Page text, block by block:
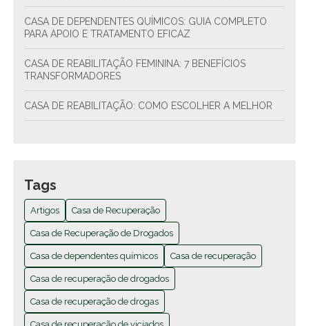
CASA DE DEPENDENTES QUÍMICOS: GUIA COMPLETO
PARA APOIO E TRATAMENTO EFICAZ
CASA DE REABILITAÇÃO FEMININA: 7 BENEFÍCIOS
TRANSFORMADORES
CASA DE REABILITAÇÃO: COMO ESCOLHER A MELHOR
CASA DE REABILITAÇÃO: COMO ESCOLHER A MELHOR
PARA SEU TRATAMENTO
CASA DE REABILITAÇÃO: SAÚDE E BEM-ESTAR
CASA DE RECUPERAÇÃO DE DROGADOS TRANSFORMA
VIDAS COM TRATAMENTO EFICAZ E APOIO EMOCIONAL
CASA DE RECUPERAÇÃO DE DROGADOS TRANSFORMA
VIDAS E OFERECE ESPERANÇA PARA A RECUPERAÇÃO
Tags
Artigos Casa de Recuperação
Casa de Recuperação de Drogados
Casa de dependentes químicos Casa de recuperação
Casa de recuperação de drogados
Casa de recuperação de drogas